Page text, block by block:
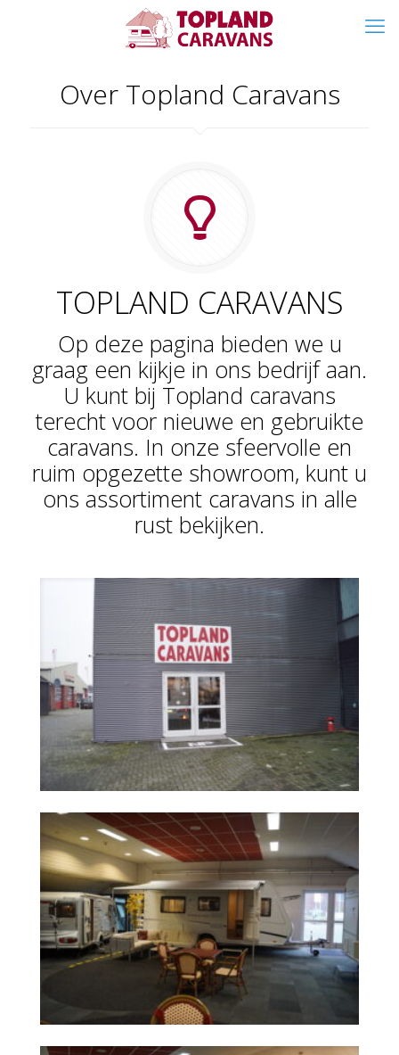
Over Topland Caravans
TOPLAND CARAVANS
Op deze pagina bieden we u
graag een kijkje in ons bedrijf aan.
U kunt bij Topland caravans
terecht voor nieuwe en gebruikte
caravans. In onze sfeervolle en
ruim opgezette showroom, kunt u
ons assortiment caravans in alle
rust bekijken.